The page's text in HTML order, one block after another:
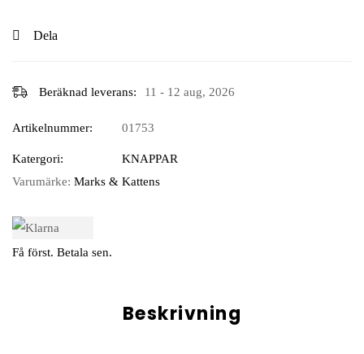
Dela
Beräknad leverans: 11 - 12 aug, 2026
Artikelnummer: 01753
Katergori:
KNAPPAR
Varumärke: Marks & Kattens
Få först. Betala sen.
Beskrivning